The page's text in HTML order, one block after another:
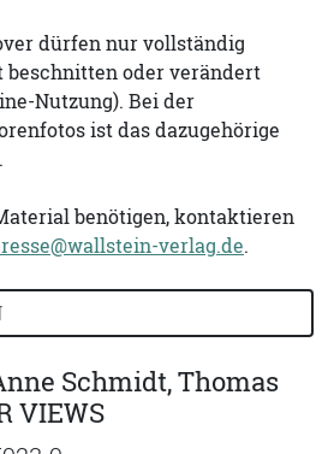
dürfen nur vollständig
oder verändert
Nutzung). Bei der
ist das dazugehörige
benötigen, kontaktieren
verlag.de.
Autorennamen oder ISBN
Schmidt, Thomas
VIEWS